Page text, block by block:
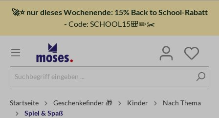
🚀⭐ nur dieses Wochenende: 15% Back to School-Rabatt
- Code: SCHOOL15🎒✏️✂️
Startseite Geschenkefinder 🎁 Kinder
Nach Thema
Spiel & Spaß